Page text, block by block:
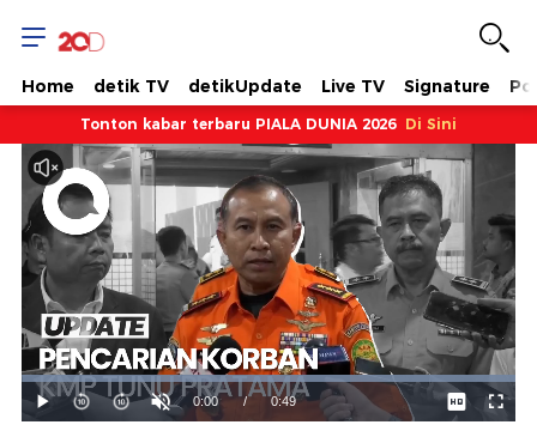
Home detik TV detikUpdate Live TV Signature
Tonton kabar terbaru PIALA DUNIA 2026 Di Sini
Mainkan
Suara
Hidup
Waktu
0:00 / Durasi
0:49
Dimuat:
100.00%